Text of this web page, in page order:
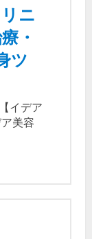
ニ
・
ツ
イデア
美容